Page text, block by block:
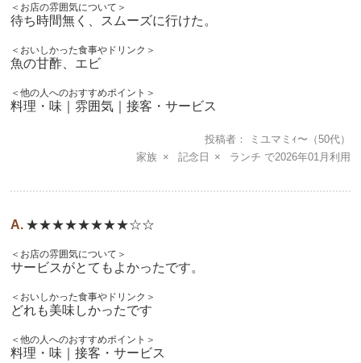
＜お店の雰囲気について＞
待ち時間無く、スムーズに行けた。
＜おいしかった食事やドリンク＞
魚の甘酢、エビ
＜他の人へのおすすめポイント＞
料理・味｜雰囲気｜接客・サービス
投稿者 ミユマミｨ〜 （50代）
家族
記念日 ランチ 2026年01月
★★★★★★★★☆☆
＜お店の雰囲気について＞
サービスがとてもよかったです。
＜おいしかった食事やドリンク＞
どれも美味しかったです
＜他の人へのおすすめポイント＞
料理・味｜接客・サービス